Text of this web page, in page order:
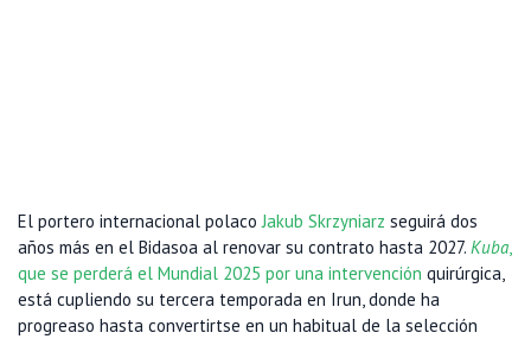
El portero internacional polacoJakub Skrzyniarz seguirá dos
años más en el Bidasoa al renovar su contrato hasta 2027. Kuba,
que se perderá el Mundial 2025 por una intervención quirúrgica,
está cupliendo su tercera temporada en Irun, donde ha
progreaso hasta convertirtse en un habitual de la selección